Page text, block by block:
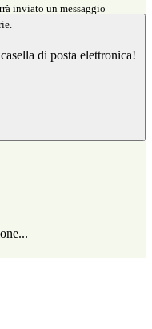
inviato un messaggio
di posta elettronica!